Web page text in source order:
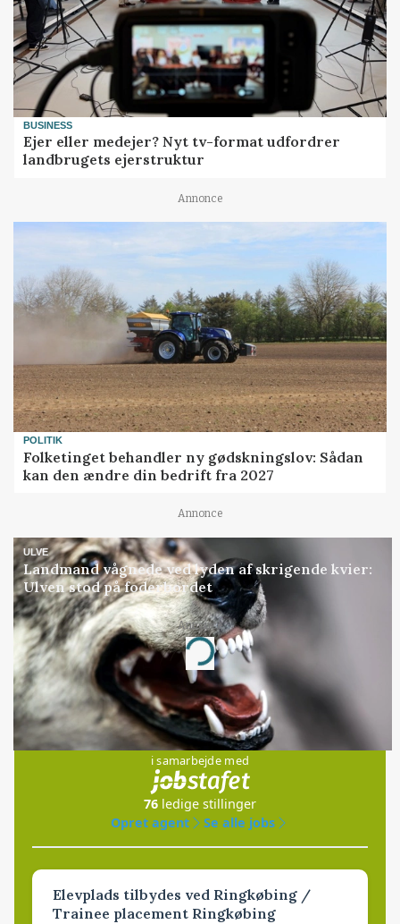
BUSINESS
Ejer eller medejer? Nyt tv-format udfordrer
landbrugets ejerstruktur
Annonce
POLITIK
Folketinget behandler ny gødskningslov: Sådan
kan den ændre din bedrift fra 2027
Annonce
ULVE
Landmand vågnede ved lyden af skrigende kvier:
Ulven stod på foderbordet
Annonce
Loading...
Jobs
i samarbejde med
76 ledige stillinger
Opret agent
Se alle jobs
Elevplads tilbydes ved Ringkøbing /
Trainee placement Ringkøbing